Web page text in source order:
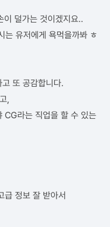
덜가는 것이겠지요..
는 유저에게 욕먹을까봐 ㅎ
또 공감합니다.
,
CG라는 직업을 할 수 있는
급 정보 잘 받아서